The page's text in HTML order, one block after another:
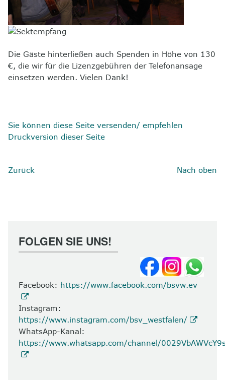
Die Gäste hinterließen auch Spenden in Höhe von 130
€, die wir für die Lizenzgebühren der Telefonansage
einsetzen werden. Vielen Dank!
Sie können diese Seite versenden/ empfehlen
Druckversion dieser Seite
Zurück Nach oben
FOLGEN SIE UNS!
Facebook: https://www.facebook.com/bsvw.ev
Instagram:
https://www.instagram.com/bsv_westfalen/
WhatsApp-Kanal:
https://www.whatsapp.com/channel/